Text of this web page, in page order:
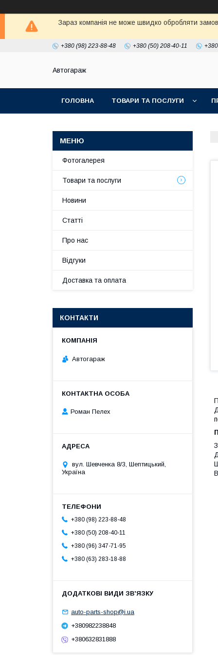
Зараз компанія не може швидко обробляти
+380 (98) 223-88-48 +380 (50) 208-40-11
Автогараж
ГОЛОВНА ТОВАРИ ТА ПОСЛУГИ
Фотогалерея
Товари та послуги
Новини
Статті
Про нас
Відгуки
Доставка та оплата
КОНТАКТИ
Автогараж
Роман Пелех
вул. Шевченка 8/3, Шептицький,
Україна
+380 (98) 223-88-48
+380 (50) 208-40-11
+380 (96) 347-71-95
+380 (63) 283-18-88
auto-parts-shop@i.ua
+380982238848
+380632831888